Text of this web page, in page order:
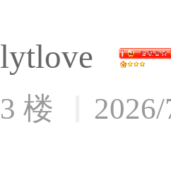
lytlove
3 楼